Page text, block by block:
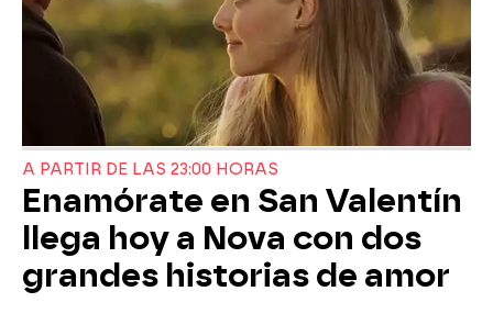
A PARTIR DE LAS 23:00 HORAS
Enamórate en San Valentín
llega hoy a Nova con dos
grandes historias de amor